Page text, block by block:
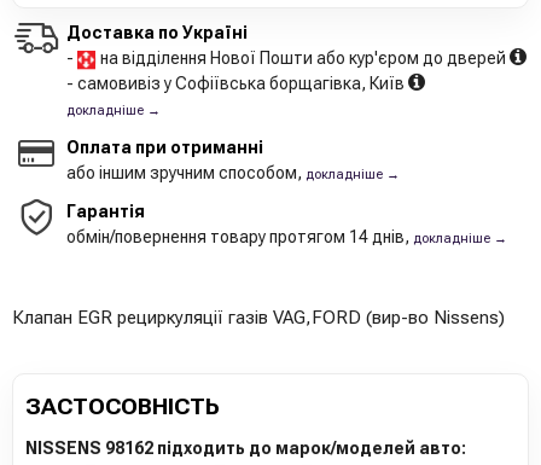
Доставка по Україні
-
на відділення Нової Пошти або кур'єром до дверей
- самовивіз у Софіївська борщагівка, Київ
докладніше →
Оплата при отриманні
або іншим зручним способом, докладніше →
Гарантія
обмін/повернення товару протягом 14 днів, докладніше →
Клапан EGR рециркуляції газів VAG,FORD (вир-во Nissens)
ЗАСТОСОВНІСТЬ
NISSENS 98162 підходить до марок/моделей авто: